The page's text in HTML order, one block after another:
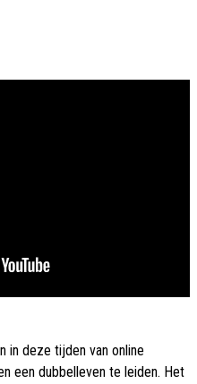
in deze tijden van online
een dubbelleven te leiden. Het